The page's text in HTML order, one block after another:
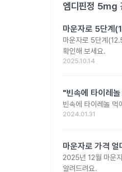
엠디핀정 5mg
마운자로 5단계
마운자로 5단계
확인해 보세요.
2025.10.14
"빈속에 타이레
빈속에 타이레놀 먹
2024.01.31
마운자로 가격
2025년 12월 마운
알려드려요.